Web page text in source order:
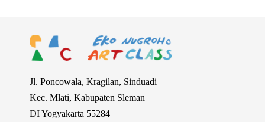
Jl. Poncowala, Kragilan, Sinduadi
Kec. Mlati, Kabupaten Sleman
DI Yogyakarta 55284